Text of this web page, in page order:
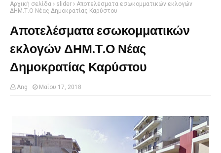
Αρχική σελίδα slider
Αποτελέσματα εσωκομματικών εκλογών
ΔΗΜ.Τ.Ο Νέας Δημοκρατίας Καρύστου
Αποτελέσματα εσωκομματικών
εκλογών ΔΗΜ.Τ.Ο Νέας
Δημοκρατίας Καρύστου
Ang Μαΐου 17, 2018